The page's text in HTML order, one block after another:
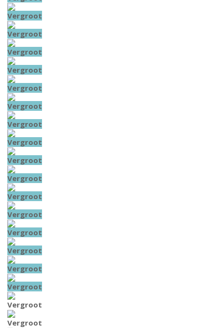
Vergroot
Vergroot
Vergroot
Vergroot
Vergroot
Vergroot
Vergroot
Vergroot
Vergroot
Vergroot
Vergroot
Vergroot
Vergroot
Vergroot
Vergroot
Vergroot
Vergroot
Vergroot